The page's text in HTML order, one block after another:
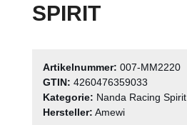
SPIRIT
Artikelnummer: 007-MM2220
GTIN: 4260476359033
Kategorie: Nanda Racing Spirit
Hersteller: Amewi